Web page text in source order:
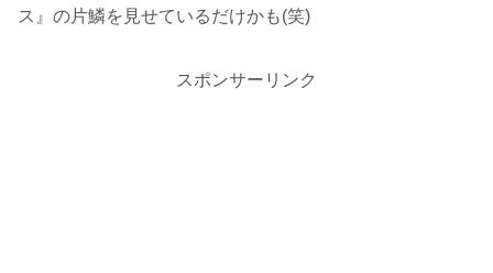
ス』の片鱗を見せているだけかも(笑)
スポンサーリンク